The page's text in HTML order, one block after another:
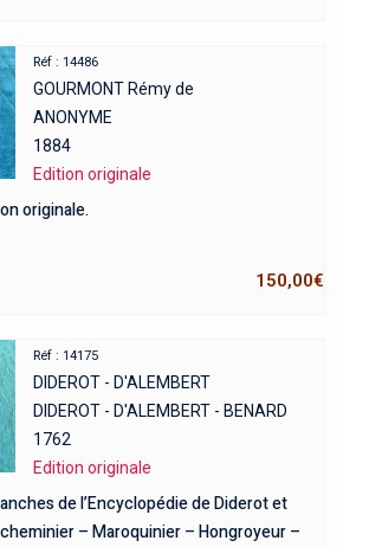
Réf : 14486
GOURMONT Rémy de
ANONYME
1884
Edition originale
originale.
150,00€
Réf : 14175
DIDEROT - D'ALEMBERT
DIDEROT - D'ALEMBERT - BENARD
1762
Edition originale
de l’Encyclopédie de Diderot et
– Maroquinier – Hongroyeur –